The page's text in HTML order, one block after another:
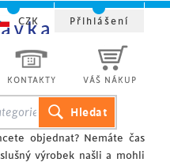
objednat? Nemáte čas
výrobek našli a mohli
KONTAKTY VÁŠ NÁKUP
CZK Přihlášení